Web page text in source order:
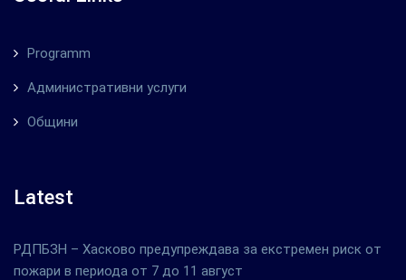
Programm
Административни услуги
Общини
Latest
РДПБЗН – Хасково предупреждава за екстремен риск от
пожари в периода от 7 до 11 август